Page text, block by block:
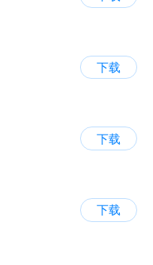
下载
下载
下载